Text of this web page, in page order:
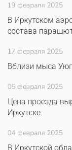
19 февраля 2025
В Иркутском
состава
17 февраля 2025
Вблизи мыса
05 февраля 2025
Цена проезда
Иркутске.
04 февраля 2025
В Иркутской